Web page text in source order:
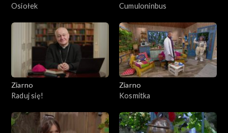
Osiołek
Cumuloninbus
Ziarno
Raduj się!
Ziarno
Kosmitka